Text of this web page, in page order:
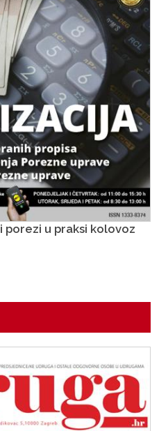
porezi u praksi kolovoz